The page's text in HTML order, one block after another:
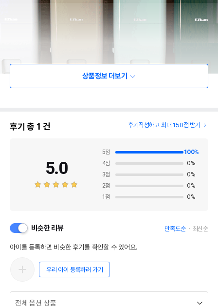
상품정보 더보기
후기 총 1 건 후기작성하고 최대 150점 받기
5.0
5점 100%
4점 0%
3점 0%
2점 0%
1 점 0%
비슷한 리뷰 만족도순 최신순
아이를 등록하면 비슷한 후기를 확인할 수 있어요.
우리 아이 등록하러 가기